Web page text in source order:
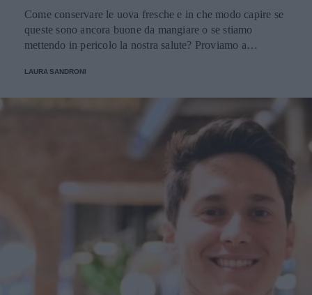
Come conservare le uova fresche e in che modo capire se
queste sono ancora buone da mangiare o se stiamo
mettendo in pericolo la nostra salute? Proviamo a
LAURA SANDRONI